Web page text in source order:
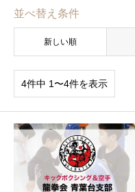
並べ替え条件
新しい順
4件中 1〜4件を表示